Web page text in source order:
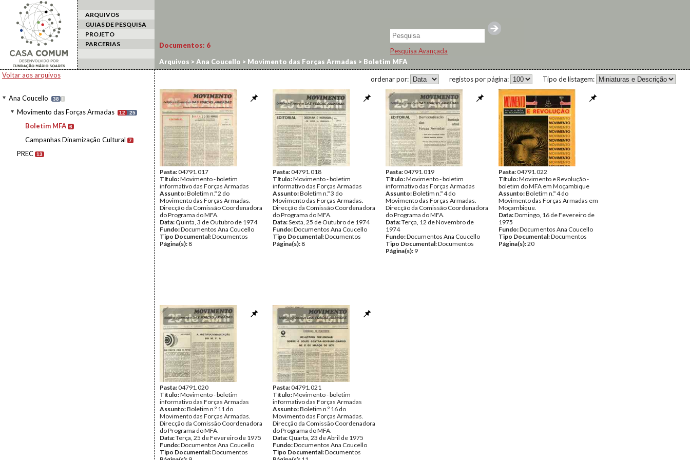
ARQUIVOS
GUIAS DE PESQUISA
PROJETO
PARCERIAS
Pesquisa Avançada
Voltar aos arquivos
Ana Coucello 38 I
Movimento das Forças Armadas 12 25
Boletim MFA 6
Campanhas Dinamização Cultural 7
PREC 13
Documentos: 6
Arquivos >Ana Coucello > Movimento das Forças Armadas > Boletim MFA
Tipo de listagem:
registos por página:
ordenar por:
Pasta:04791.017
Título:Movimento - boletim
informativo das Forças Armadas
Assunto:Boletim n.º 2 do
Movimento das Forças Armadas.
Direcção da Comissão Coordenadora
do Programa do MFA.
Data: Quinta, 3 de Outubro de 1974
Fundo:Documentos Ana Coucello
Tipo Documental:Documentos
Página(s): 8
Pasta:04791.018
Título:Movimento - boletim
informativo das Forças Armadas
Assunto:Boletim n.º 3 do
Movimento das Forças Armadas.
Direcção da Comissão Coordenadora
do Programa do MFA.
Data:Sexta, 25 de Outubro de 1974
Fundo:Documentos Ana Coucello
Tipo Documental:Documentos
Página(s): 8
Pasta:04791.019
Título:Movimento - boletim
informativo das Forças Armadas
Assunto:Boletim n.º 4 do
Movimento das Forças Armadas.
Direcção da Comissão Coordenadora
do Programa do MFA.
Data:Terça, 12 de Novembro de
1974
Fundo:Documentos Ana Coucello
Tipo Documental:Documentos
Página(s): 9
Pasta:04791.022
Título:Movimento e Revolução -
boletim do MFA em Moçambique
Assunto:Boletim n.º 4 do
Movimento das Forças Armadas em
Moçambique.
Data:Domingo, 16 de Fevereiro de
1975
Fundo:Documentos Ana Coucello
Tipo Documental:Documentos
Página(s):20
Pasta:04791.020
Título:Movimento - boletim
informativo das Forças Armadas
Assunto:Boletim n.º 11 do
Movimento das Forças Armadas.
Direcção da Comissão Coordenadora
do Programa do MFA.
Data:Terça, 25 de Fevereiro de 1975
Fundo:Documentos Ana Coucello
Tipo Documental:Documentos
Pasta:04791.021
Título:Movimento - boletim
informativo das Forças Armadas
Assunto:Boletim n.º 16 do
Movimento das Forças Armadas.
Direcção da Comissão Coordenadora
do Programa do MFA.
Data: Quarta, 23 de Abril de 1975
Fundo:Documentos Ana Coucello
Tipo Documental:Documentos